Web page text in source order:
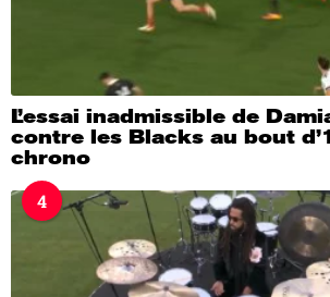
L’essai inadmissible de
contre les Blacks au bout
chrono
4